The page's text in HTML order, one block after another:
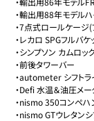
・輸出用88年モデルハ
・7点式ロールケージ
・レカロ SPGフルバ
・シンプソン カムロ
・前後タワーバー
・autometer シフトラ
・Defi 水温＆油圧メー
・nismo 350コンペハ
・nismo GTウレタンシ